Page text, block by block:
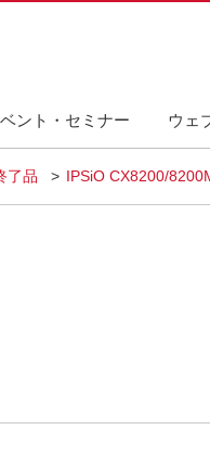
ント・セミナー ウェ
了品 IPSiO CX8200/